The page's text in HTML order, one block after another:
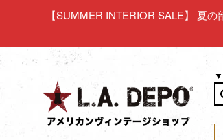
【SUMMER INTERIOR SALE】 夏
▼